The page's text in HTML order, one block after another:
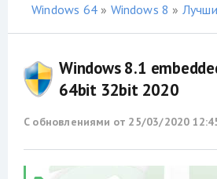
Windows 64» Windows 8 »
Windows 8.1
64bit 32bit 2020
С обновлениями от 25/03/2020